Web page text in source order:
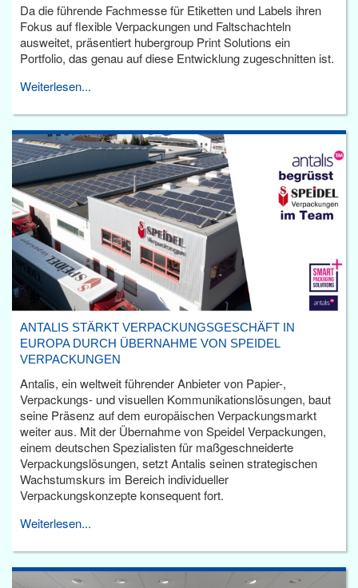
Da die führende Fachmesse für Etiketten und Labels ihren
Fokus auf flexible Verpackungen und Faltschachteln
ausweitet, präsentiert hubergroup Print Solutions ein
Portfolio, das genau auf diese Entwicklung zugeschnitten ist.
Weiterlesen...
ANTALIS STÄRKT VERPACKUNGSGESCHÄFT IN
EUROPA DURCH ÜBERNAHME VON SPEIDEL
VERPACKUNGEN
Antalis, ein weltweit führender Anbieter von Papier-,
Verpackungs- und visuellen Kommunikationslösungen, baut
seine Präsenz auf dem europäischen Verpackungsmarkt
weiter aus. Mit der Übernahme von Speidel Verpackungen,
einem deutschen Spezialisten für maßgeschneiderte
Verpackungslösungen, setzt Antalis seinen strategischen
Wachstumskurs im Bereich individueller
Verpackungskonzepte konsequent fort.
Weiterlesen...